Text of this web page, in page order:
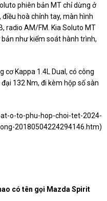
phiên bản MT chỉ dừng ở
hoà chỉnh tay, màn hình
radio AM/FM. Kia Soluto MT
như kiểm soát hành trình,
cơ Kappa 1.4L Dual, có công
132 Nm, đi kèm hộp số sàn
o-to-phu-hop-choi-tet-2024-
20180504224294146.htm)
có tên gọi Mazda Spirit